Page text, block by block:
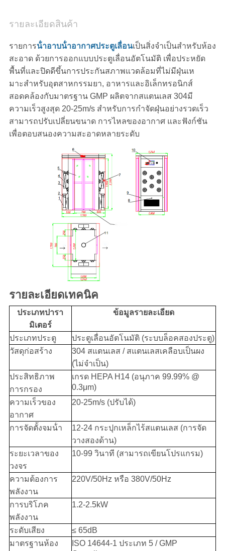
แผนผัง
เว็บไซต์
นโยบาย
ความ
รายละเอียดสินค้า
รายการน้ําอาบน้ําอากาศประตูเลื่อนเป็นสิ่งจําเป็นสําหรับห้อง
สะอาด ด้วยการออกแบบประตูเลื่อนอัตโนมัติ เพื่อประหยัด
พื้นที่และปิดดีขึ้นการประกันสภาพแวดล้อมที่ไม่มีฝุ่นเห
มาะสําหรับอุตสาหกรรมยา, อาหารและอิเล็กทรอนิกส์
สอดคล้องกับมาตรฐาน GMP ผลิตจากสแตนเลส 304มี
ความเร็วสูงสุด 20-25m/s สําหรับการกําจัดฝุ่นอย่างรวดเร็ว
สามารถปรับเปลี่ยนขนาด การไหลของอากาศ และฟังก์ชัน
เพื่อตอบสนองความสะอาดหลายระดับ
รายละเอียดเทคนิค
ประเภทปารา
มิเตอร์
ข้อมูลรายละเอียด
ประเภทประตู
ประตูเลื่อนอัตโนมัติ (ระบบล็อคสองประตู)
วัสดุก่อสร้าง
304 สแตนเลส / สแตนเลสเคลือบเป็นผง
(ไม่จําเป็น)
ประสิทธิภาพ
การกรอง
เกรด HEPA H14 (อนุภาค 99.99% @
0.3μm)
ความเร็วของ
อากาศ
20-25m/s (ปรับได้)
การจัดตั้งจมน้ํา
12-24 กระปุกเหล็กไร้สแตนเลส (การจัด
วางสองด้าน)
ระยะเวลาของ
วงจร
10-99 วินาที (สามารถเขียนโปรแกรม)
ความต้องการ
พลังงาน
220V/50Hz หรือ 380V/50Hz
การบริโภค
พลังงาน
1.2-2.5kW
ระดับเสียง
≤ 65dB
มาตรฐานห้อง
ISO 14644-1 ประเภท 5 / GMP